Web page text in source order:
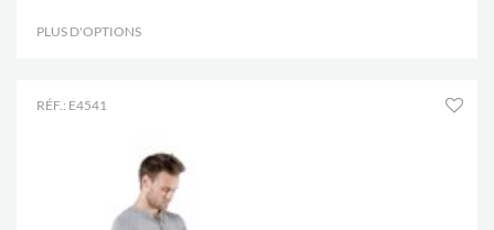
PLUS D'OPTIONS
RÉF.: E4541